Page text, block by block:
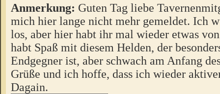
Anmerkung: Guten Tag liebe
mich hier lange nicht mehr gemeldet. Ich
los, aber hier habt ihr mal wieder etwas
habt Spaß mit diesem Helden, der
Endgegner ist, aber schwach am Anfang
Grüße und ich hoffe, dass ich wieder
Dagain.